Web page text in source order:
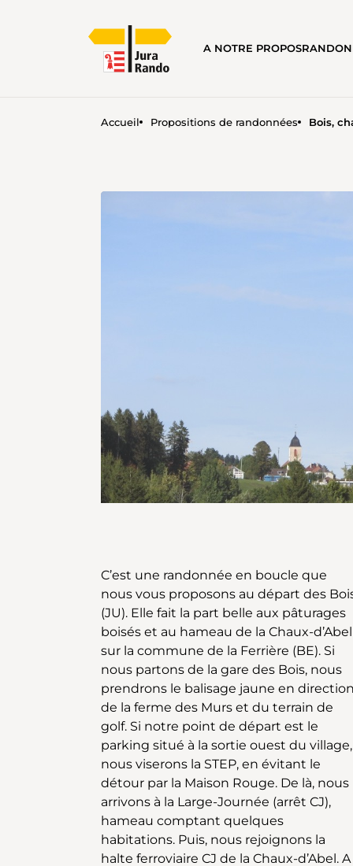
A NOTRE PROPOS
Accueil Propositions de randonnées Bois,
C’est une randonnée en boucle que
nous vous proposons au départ des
(JU). Elle fait la part belle aux pâturages
boisés et au hameau de la Chaux-d’Abel
sur la commune de la Ferrière (BE). Si
nous partons de la gare des Bois, nous
prendrons le balisage jaune en direction
de la ferme des Murs et du terrain de
golf. Si notre point de départ est le
parking situé à la sortie ouest du village,
nous viserons la STEP, en évitant le
détour par la Maison Rouge. De là, nous
arrivons à la Large-Journée (arrêt CJ),
hameau comptant quelques
habitations. Puis, nous rejoignons la
halte ferroviaire CJ de la Chaux-d’Abel. A
enfin, près de celle située Aux Pruats où
nous poursuivons tout droit et
sur le bitume. A la prochaine bifurcation,
nous quittons la route goudronnée et
nous nous dirigeons en direction de
l’Assesseur, une auberge restaurant qui
compte aussi un élevage de chevaux. De
là, nous prenons le cap de notre lieu de
départ, Les Bois. Nous quittons la route
en empruntant le pâturage en direction
de la Combe à la Biche. Puis, nous
traversons une forêt où une
infrastructure de pique-nique avec abri
nous invite à faire une pause. Après un
arrêt bienvenu, nous visons la petite
Coronelle et traversons la route